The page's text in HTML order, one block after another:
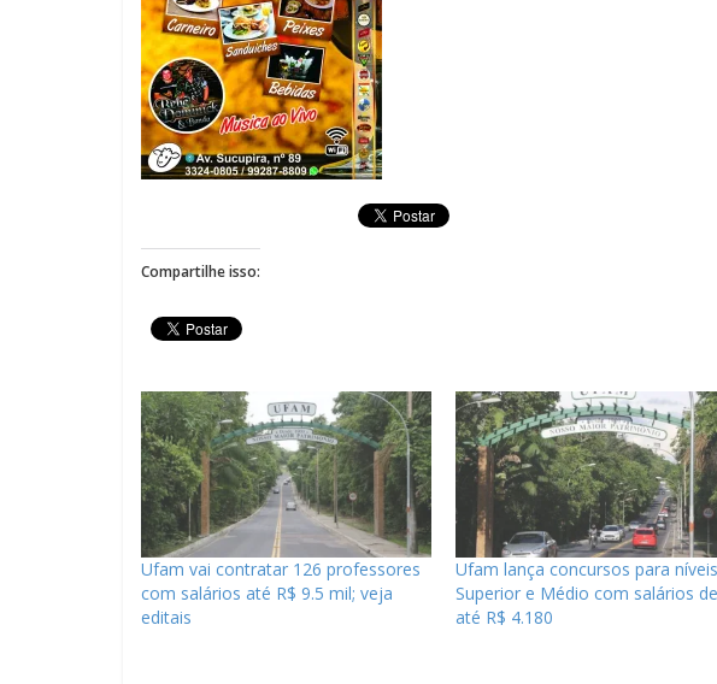
Compartilhe isso:
Ufam vai contratar 126 professores
com salários até R$ 9.5 mil; veja
editais
Ufam lança concursos para níveis
Superior e Médio com salários de
até R$ 4.180